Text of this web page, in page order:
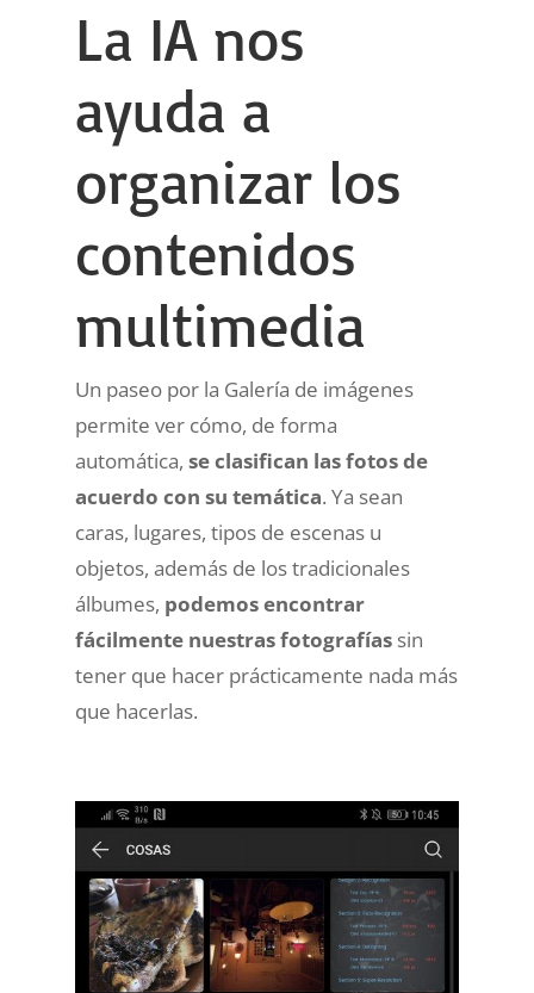
La IA nos
ayuda a
organizar los
contenidos
multimedia
Un paseo por la Galería de imágenes
permite ver cómo, de forma
automática, se clasifican las fotos de
acuerdo con su temática. Ya sean
caras, lugares, tipos de escenas u
objetos, además de los tradicionales
álbumes, podemos encontrar
fácilmente nuestras fotografíassin
tener que hacer prácticamente nada más
que hacerlas.